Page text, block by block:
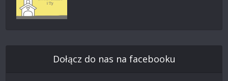
Dołącz do nas na facebooku